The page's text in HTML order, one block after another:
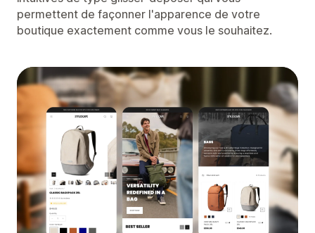
permettent de façonner l'apparence de votre
boutique exactement comme vous le souhaitez.